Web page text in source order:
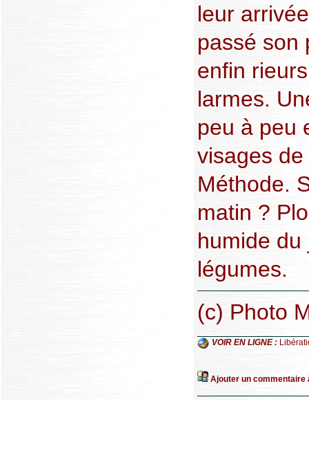
leur
passé son
enfin
larmes.
peu à peu
visages
Méthode.
matin ?
humide
légumes.
(c) Photo
VOIR EN LIGNE :
Ajouter un commentaire